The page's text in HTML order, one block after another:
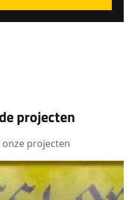
projecten
projecten